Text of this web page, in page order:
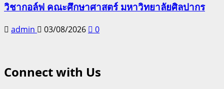
วิชากอล์ฟ คณะศึกษาศาสตร์ มหาวิทยาลัยศิลปากร
admin 03/08/2026 0
Connect with Us